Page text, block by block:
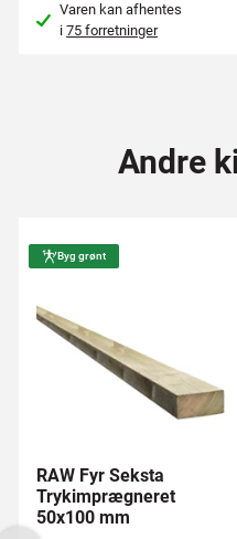
Varen kan afhentes
i75 forretninger
Andre
Byg grønt
RAW Fyr Seksta
Trykimprægneret
50x100 mm